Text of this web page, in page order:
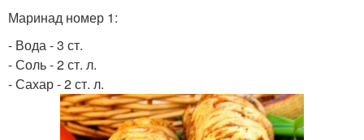
Маринад номер 1:
- Вода - 3 ст.
- Соль - 2 ст. л.
- Сахар - 2 ст. л.